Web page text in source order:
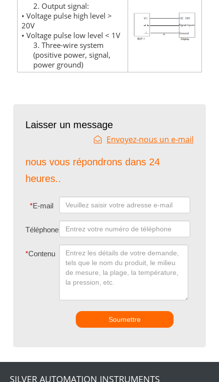
2. Output signal:
• Voltage pulse high level >
20V
• Voltage pulse low level < 1V
3. Three-wire system
(positive power, signal,
power ground)
Laisser un message
Envoyez-nous un e-mail
nous vous répondrons dans 24
heures..
*E-mail
Téléphone
*Contenu
Soumettre
SILVER AUTOMATION INSTRUMENTS